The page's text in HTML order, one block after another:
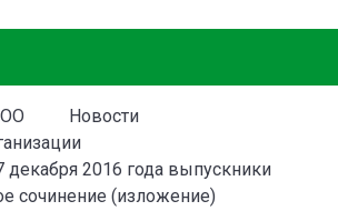
Новости
декабря 2016 года выпускники
сочинение (изложение)